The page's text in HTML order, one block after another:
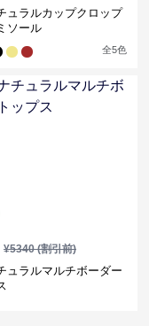
ュラルカップクロップ
ソール
全5色
¥5340(割引前)
ュラルマルチボーダー